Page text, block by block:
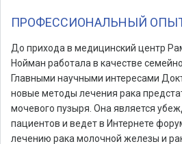
ПРОФЕССИОНАЛЬНЫЙ
До прихода в медицинский центр
Нойман работала в качестве
Главными научными интересами
новые методы лечения рака
мочевого пузыря. Она является
пациентов и ведет в Интернете
лечению рака молочной железы и